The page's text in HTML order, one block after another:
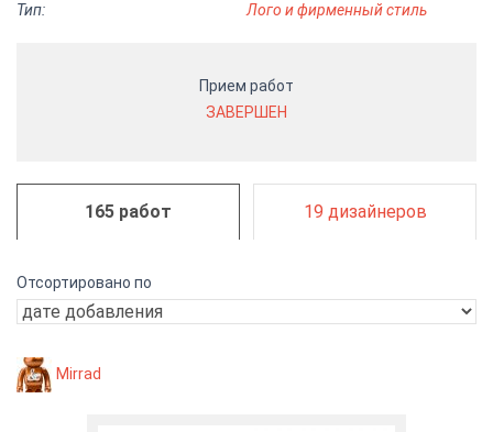
Тип:
Лого и фирменный стиль
Прием работ
ЗАВЕРШЕН
165 работ 19 дизайнеров
Отсортировано по
Mirrad